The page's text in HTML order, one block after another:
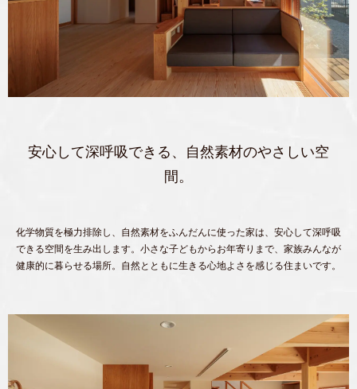
安心して深呼吸できる、自然素材のやさしい空
間。
化学物質を極力排除し、自然素材をふんだんに使った家は、安心して深呼吸
できる空間を生み出します。小さな子どもからお年寄りまで、家族みんなが
健康的に暮らせる場所。自然とともに生きる心地よさを感じる住まいです。